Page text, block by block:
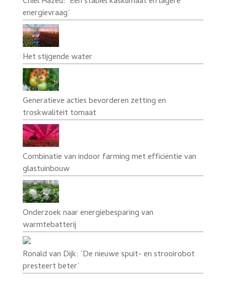
energievraag’
Het stijgende water
Generatieve acties bevorderen zetting en
troskwaliteit tomaat
Combinatie van indoor farming met efficiëntie van
glastuinbouw
Onderzoek naar energiebesparing van
warmtebatterij
Ronald van Dijk: ‘De nieuwe spuit- en strooirobot
presteert beter’